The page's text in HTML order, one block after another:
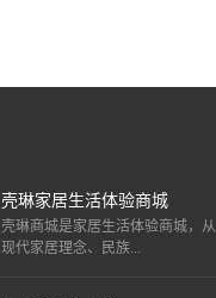
壳琳家居生活体验商城
壳琳商城是家居生活体验商城，从
现代家居理念、民族...